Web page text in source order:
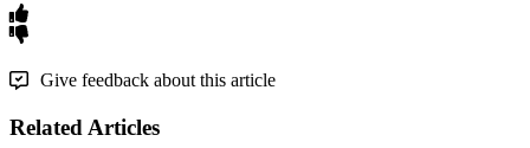
Give feedback about this article
Related Articles